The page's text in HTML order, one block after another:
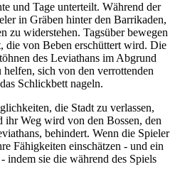
und Tage unterteilt. Während der
in Gräben hinter den Barrikaden,
zu widerstehen. Tagsüber bewegen
die von Beben erschüttert wird. Die
des Leviathans im Abgrund
sich von den verrottenden
Schlickbett nageln.
die Stadt zu verlassen,
Weg wird von den Bossen, den
behindert. Wenn die Spieler
Fähigkeiten einschätzen - und ein
indem sie die während des Spiels